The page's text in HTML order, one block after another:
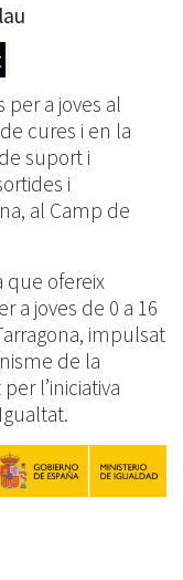
per a joves al
cures i en la
suport i
i
al Camp de
que ofereix
a joves de 0 a 16
impulsat
de la
l’iniciativa